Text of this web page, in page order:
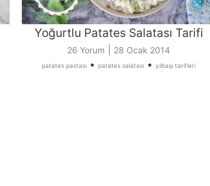
Yoğurtlu Patates Salatası Tarifi
26 Yorum 28 Ocak 2014
patates pastası • patates salatası • yılbaşı tarifleri